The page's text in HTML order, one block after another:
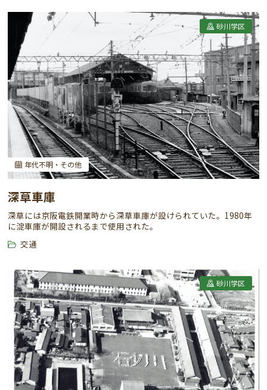
砂川学区
年代不明・その他
深草車庫
深草には京阪電鉄開業時から深草車庫が設けられていた。1980年
に淀車庫が開設されるまで使用された。
交通
砂川学区